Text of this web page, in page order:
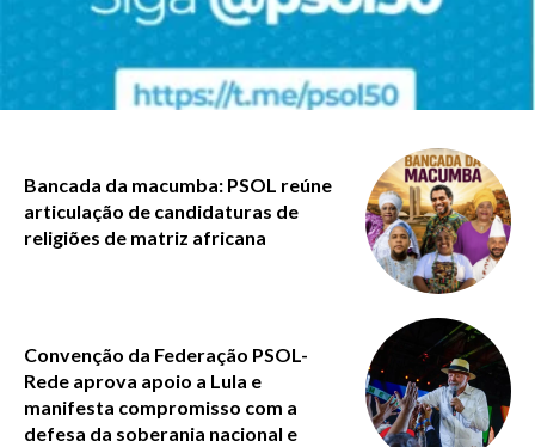
Bancada da macumba: PSOL reúne
articulação de candidaturas de
religiões de matriz africana
Convenção da Federação PSOL-
Rede aprova apoio a Lula e
manifesta compromisso com a
defesa da soberania nacional e